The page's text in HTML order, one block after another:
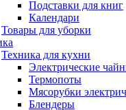
Подставки для книг
Календари
Товары для уборки
Техника для кухни
Электрические
Термопоты
Мясорубки
Блендеры